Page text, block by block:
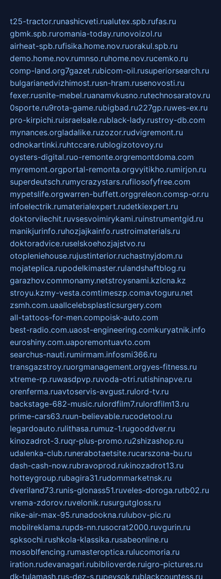
t25-tractor.runashicveti.rualutex.spb.rufas.ru
gbmk.spb.ruromania-today.runovoizol.ru
airheat-spb.rufisika.home.nov.ruorakul.spb.ru
demo.home.nov.rumnso.ruhome.nov.rucemko.ru
comp-land.org7gazet.rubicom-oil.rusuperiorsearch.ru
bulgarianedvizhimost.rusn-hram.rusenovosti.ru
fexer.rusnite-mebel.ruanamvkusno.rutechnosaratov.ru
0sporte.ru9rota-game.rubigbad.ru227gp.ruwes-ex.ru
pro-kirpichi.ruisraelsale.rublack-lady.rustroy-db.com
mynances.orgladalike.ruzozor.rudvigremont.ru
odnokartinki.ruhtccare.rublogizotovoy.ru
oysters-digital.ruo-remonte.orgremontdoma.com
myremont.orgportal-remonta.orgvyitikho.rumirjon.ru
superdeutsch.rumycrazystars.rufilosofyfree.com
mypetslife.orgwarren-buffett.orggreleon.comsp-or.ru
infoelectrik.rumaterialexpert.rudetkiexpert.ru
doktorvilechit.ruvsesvoimirykami.ruinstrumentgid.ru
manikjurinfo.ruhozjajkainfo.rustroimaterials.ru
doktoradvice.ruselskoehozjajstvo.ru
otopleniehouse.rujustinterior.ruchastnyjdom.ru
mojateplica.rupodelkimaster.rulandshaftblog.ru
garazhov.commonamy.netstroysnami.kzlcna.kz
stroyu.kzmy-vesta.comtimeszp.comavtoguru.net
zsmh.com.uaallcelebsplasticsurgery.com
all-tattoos-for-men.compoisk-auto.com
best-radio.com.uaost-engineering.comkuryatnik.info
euroshiny.com.uaporemontuavto.com
searchus-nauti.rumirmam.infosmi366.ru
transgazstroy.ruorgmanagement.orgyes-fitness.ru
xtreme-rp.ruwasdpvp.ruvoda-otri.rutishinapve.ru
orenferma.ruavtoservis-avgust.rulord-tv.ru
backstage-682-music.rulordfilm7.rulordfilm13.ru
prime-cars63.ruun-believable.rucodetool.ru
legardoauto.rulithasa.rumuz-1.rugooddver.ru
kinozadrot-3.ruqr-plus-promo.ru2shizashop.ru
udalenka-club.runerabotaetsite.rucarszona-bu.ru
dash-cash-now.rubravoprod.rukinozadrot13.ru
hotteygroup.rubagira31.rudommarketnsk.ru
dveriland73.runis-glonass51.ruveles-doroga.rutb02.ru
vrema-zdorov.ruvelonik.rusurgutgloss.ru
nike-air-max-95.runadookna.rulubov-pic.ru
mobilreklama.rupds-nn.rusocrat2000.ruvgurin.ru
spksochi.rushkola-klassika.rusabeonline.ru
mosoblfencing.rumasteroptica.rulucomoria.ru
iration.rudevanagari.rubiblioverde.ruigro-pictures.ru
dk-tulamash.rus-dez-s.rupeysok.rublackcountess.ru